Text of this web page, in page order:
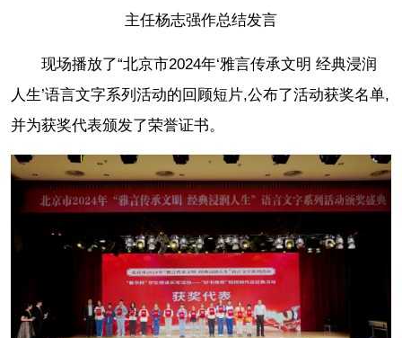
主任杨志强作总结发言
现场播放了“北京市2024年‘雅言传承文明 经典浸润
人生’语言文字系列活动的回顾短片,公布了活动获奖名单,
并为获奖代表颁发了荣誉证书。